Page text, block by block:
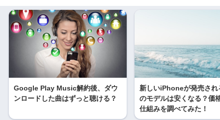
Google Play Music解約後、ダウ
ンロードした曲はずっと聴ける？
新しいiPhoneが発売され
のモデルは安くなる？価
仕組みを調べてみた！